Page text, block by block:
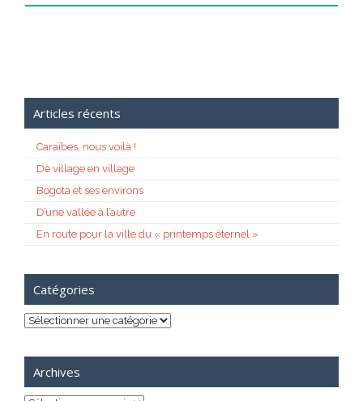
Articles récents
Caraïbes, nous voilà !
De village en village
Bogota et ses environs
D’une vallée à l’autre
En route pour la ville du « printemps éternel »
Catégories
Catégories
Archives